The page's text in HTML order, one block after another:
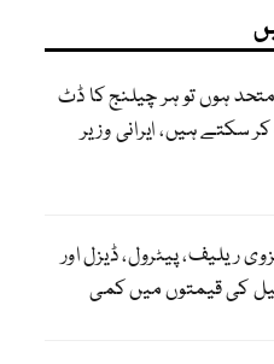
ہوں تو ہر چیلنج کا ڈٹ
سکتے ہیں، ایرانی وزیر
ریلیف، پیٹرول، ڈیزل اور
کی قیمتوں میں کمی